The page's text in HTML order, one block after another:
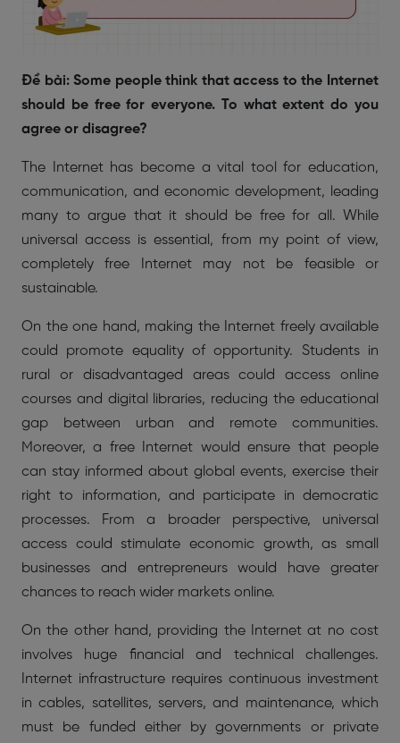
Đề bài: Some people think that access to the Internet
should be free for everyone. To what extent do you
agree or disagree?
The Internet has become a vital tool for education,
communication, and economic development, leading
many to argue that it should be free for all. While
universal access is essential, from my point of view,
completely free Internet may not be feasible or
sustainable.
On the one hand, making the Internet freely available
could promote equality of opportunity. Students in
rural or disadvantaged areas could access online
courses and digital libraries, reducing the educational
gap between urban and remote communities.
Moreover, a free Internet would ensure that people
can stay informed about global events, exercise their
right to information, and participate in democratic
processes. From a broader perspective, universal
access could stimulate economic growth, as small
businesses and entrepreneurs would have greater
chances to reach wider markets online.
On the other hand, providing the Internet at no cost
involves huge financial and technical challenges.
Internet infrastructure requires continuous investment
in cables, satellites, servers, and maintenance, which
must be funded either by governments or private